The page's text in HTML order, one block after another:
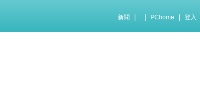
新聞 PChome 登入